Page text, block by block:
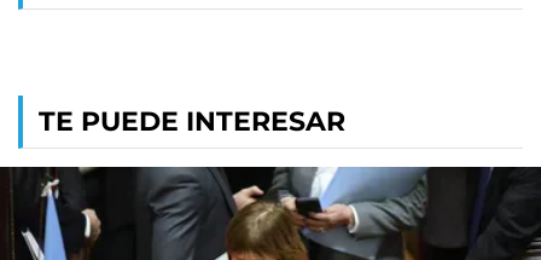
TE PUEDE INTERESAR